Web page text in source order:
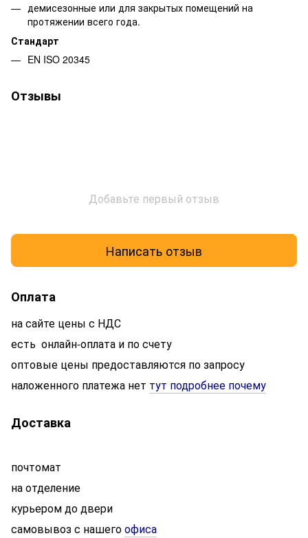
демисезонные или для закрытых помещений на
протяжении всего года.
Стандарт
EN ISO 20345
Отзывы
Добавьте первый отзыв
Написать отзыв
Оплата
на сайте цены с НДС
есть онлайн-оплата и по счету
оптовые цены предоставляются по запросу
наложенного платежа нет тут подробнее почему
Доставка
почтомат
на отделение
курьером до двери
самовывоз с нашегоофиса